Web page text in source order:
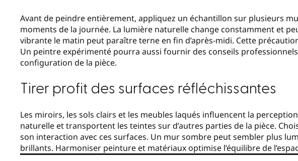
Avant de peindre entièrement, appliquez un échantillon sur plusieurs
moments de la journée. La lumière naturelle change constamment et
vibrante le matin peut paraître terne en fin d’après-midi. Cette
Un peintre expérimenté pourra aussi fournir des conseils
configuration de la pièce.
Tirer profit des surfaces réfléchissantes
Les miroirs, les sols clairs et les meubles laqués influencent la
naturelle et transportent les teintes sur d’autres parties de la pièce.
son interaction avec ces surfaces. Un mur sombre peut sembler plus
brillants. Harmoniser peinture et matériaux optimise l’équilibre de